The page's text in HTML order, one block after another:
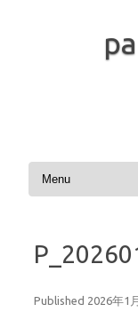
Skip to content
Published 2026年1